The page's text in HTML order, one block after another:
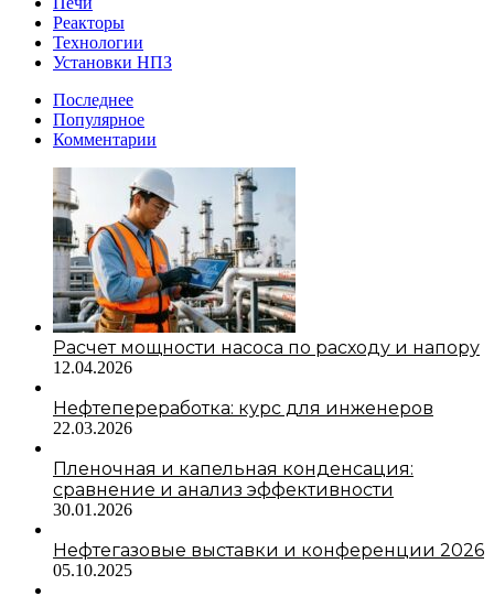
Реакторы
Технологии
Установки НПЗ
Последнее
Популярное
Комментарии
Расчет мощности насоса по расходу и напору
12.04.2026
Нефтепереработка: курс для инженеров
22.03.2026
Пленочная и капельная конденсация:
сравнение и анализ эффективности
30.01.2026
Нефтегазовые выставки и конференции 2026
05.10.2025